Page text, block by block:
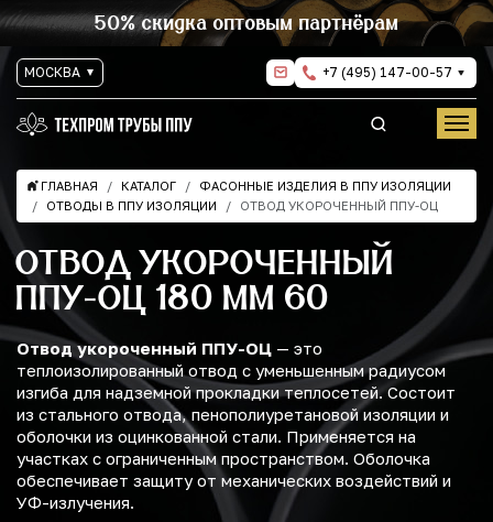
50% скидка оптовым партнёрам
МОСКВА +7 (495) 147-00-57
ГЛАВНАЯ КАТАЛОГ
ФАСОННЫЕ ИЗДЕЛИЯ В ППУ ИЗОЛЯЦИИ
ОТВОДЫ В ППУ ИЗОЛЯЦИИ
ОТВОД УКОРОЧЕННЫЙ ППУ-ОЦ
ОТВОД УКОРОЧЕННЫЙ
ППУ-ОЦ 180 ММ 60
Отвод укороченный ППУ-ОЦ — это
теплоизолированный отвод с уменьшенным радиусом
изгиба для надземной прокладки теплосетей. Состоит
из стального отвода, пенополиуретановой изоляции и
оболочки из оцинкованной стали. Применяется на
участках с ограниченным пространством. Оболочка
обеспечивает защиту от механических воздействий и
УФ-излучения.